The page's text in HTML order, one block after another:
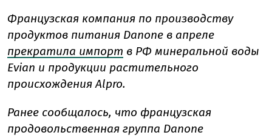
Французская компания по производству
продуктов питания Danone в апреле
прекратила импорт в РФ минеральной воды
Evian и продукции растительного
происхождения Alpro.
Ранее сообщалось, что французская
продовольственная группа Danone